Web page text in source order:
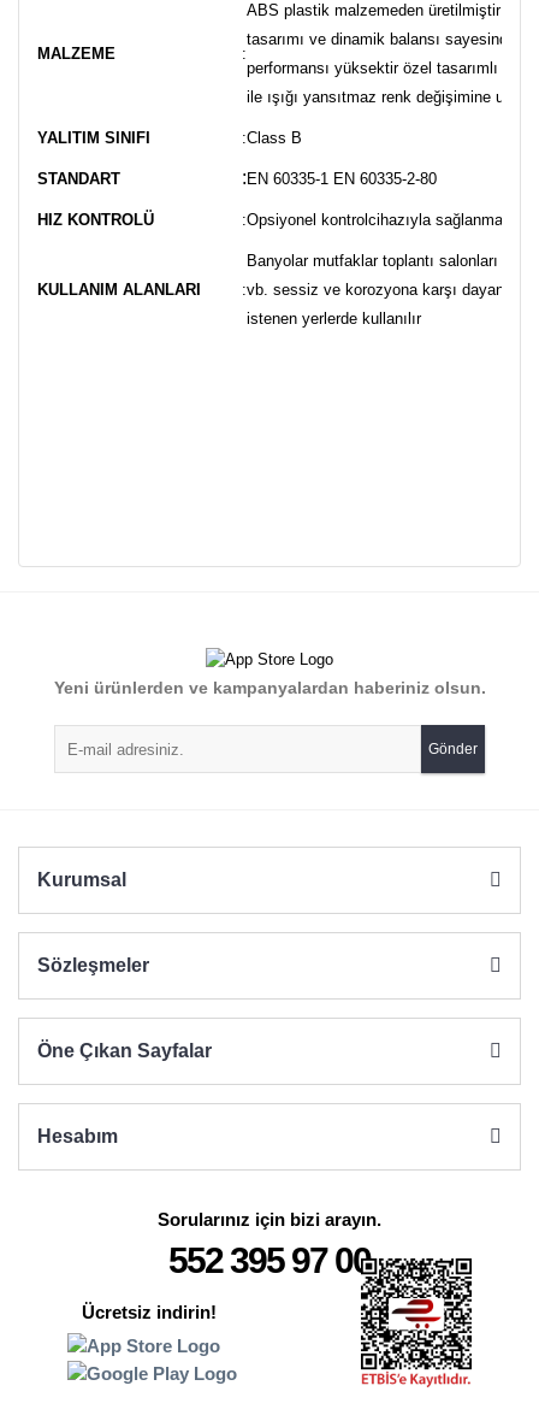
MALZEME :
ABS plastik malzemeden üretilmiştir
tasarımı ve dinamik balansı sayesinde
performansı yüksektir özel tasarımlı
ile ışığı yansıtmaz renk değişimine
YALITIM SINIFI :Class B
STANDART : EN 60335-1 EN 60335-2-80
HIZ KONTROLÜ :Opsiyonel kontrolcihazıyla
KULLANIM ALANLARI :
Banyolar mutfaklar toplantı salonları
vb. sessiz ve korozyona karşı
istenen yerlerde kullanılır
Yorum Yaz
Ürün resmi kalitesiz, bozuk veya görüntülenemiyor.
Ürün açıklamasında eksik bilgiler bulunuyor.
Ürün bilgilerinde hatalar bulunuyor.
Yeni ürünlerden ve kampanyalardan haberiniz olsun.
Gönder
Kurumsal
Sözleşmeler
Öne Çıkan Sayfalar
Hesabım
Sorularınız için bizi arayın.
552 395 97 00
Ücretsiz indirin!